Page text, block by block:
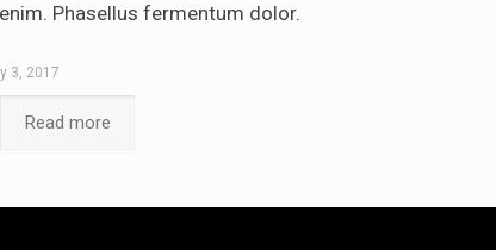
enim. Phasellus fermentum dolor.
3, 2017
Read more